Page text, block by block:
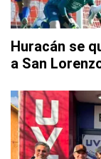
Huracán se
a San